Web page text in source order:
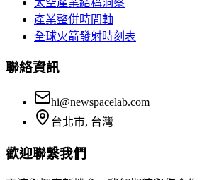
產業整併時間軸
全球火箭發射時刻表
聯絡資訊
hi@newspacelab.com
台北市, 台灣
歡迎聯繫我們